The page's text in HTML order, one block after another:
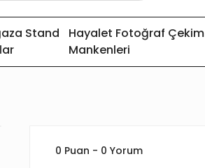
Stand
Hayalet Fotoğraf Çekim
Mankenleri
0 Puan - 0 Yorum